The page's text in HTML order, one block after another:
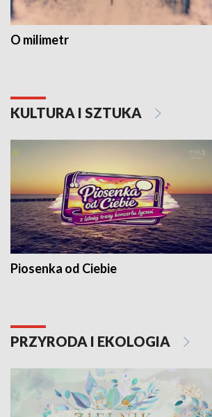
O milimetr
KULTURA I SZTUKA
Piosenka od Ciebie
PRZYRODA I EKOLOGIA